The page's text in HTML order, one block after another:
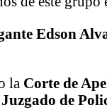
Edson
la Corte de
de